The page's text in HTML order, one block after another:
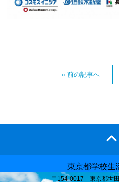
« 前の記事へ
東京都学校生
〒154-0017 東京都世